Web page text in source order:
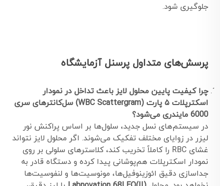
جلوگیری شود.
پرسش‌های متداول پرسنل آزمایشگاه
چرا کیفیت پایین محلول لایز باعث تداخل در نمودار
اسکترپلات ۵ پارت (WBC Scattergram) سل‌کانترهای سری
6000 مایندری می‌شود؟
در سیستم‌های نسل جدید، سلول‌ها بر اساس پراکنش نور
لیزر در زوایای مختلف تفکیک می‌شوند. اگر محلول لایز نتواند
غشای RBC را کاملاً تخریب کند، کلاسترهای سلولی بر روی
نمودار اسکترپلات هم‌پوشانی پیدا کرده و دستگاه قادر به
جداسازی دقیق ائوزینوفیل‌ها، مونوسیت‌ها و لنفوسیت‌ها